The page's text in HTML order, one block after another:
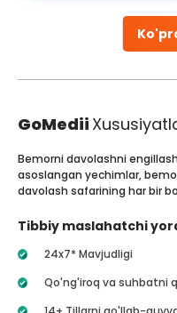
GoMedii
Bemorni davolashni
asoslangan yechimlar,
davolash safarining har bir
Tibbiy maslahatchi
24x7* Mavjudligi
Qo'ng'iroq va suhbatni